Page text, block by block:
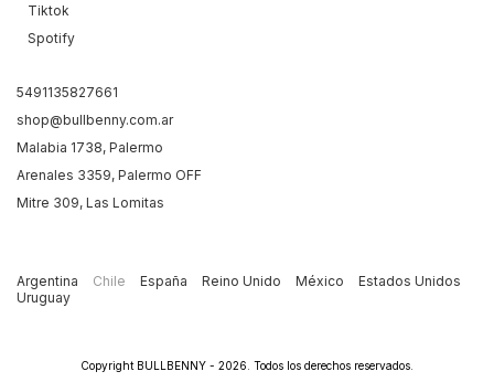
Tiktok
Spotify
5491135827661
shop@bullbenny.com.ar
Malabia 1738, Palermo
Arenales 3359, Palermo OFF
Mitre 309, Las Lomitas
Argentina Chile España Reino Unido México
Estados Unidos
Uruguay
Copyright BULLBENNY - 2026. Todos los derechos reservados.